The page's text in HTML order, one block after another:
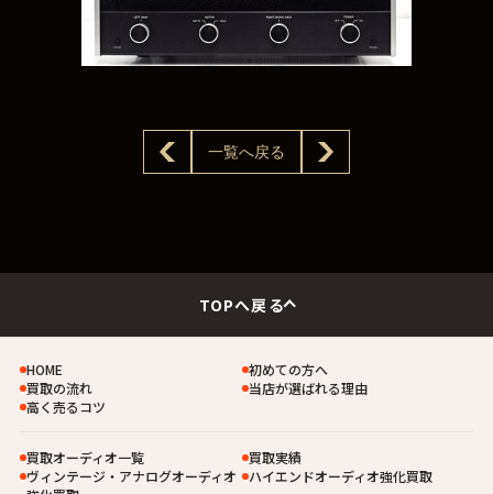
一覧へ戻る
TOPへ戻る
HOME
初めての方へ
買取の流れ
当店が選ばれる理由
高く売るコツ
買取オーディオ一覧
買取実績
ヴィンテージ・アナログオーディオ
ハイエンドオーディオ強化買取